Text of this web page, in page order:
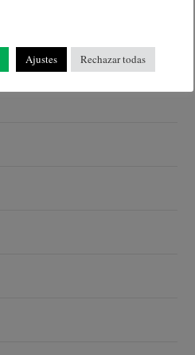
Ajustes Rechazar todas